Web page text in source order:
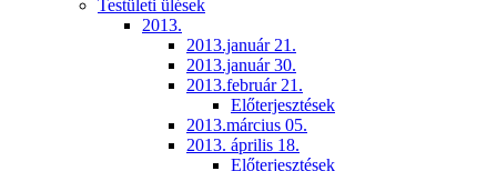
Testületi ülések
2013.
2013.január 21.
2013.január 30.
2013.február 21.
Előterjesztések
2013.március 05.
2013. április 18.
Előterjesztések